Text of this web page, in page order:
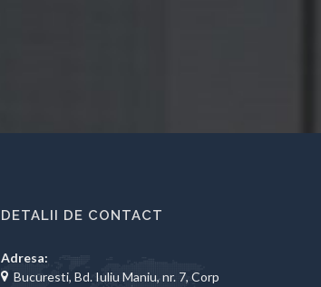
DETALII DE CONTACT
Adresa:
Bucuresti, Bd. Iuliu Maniu, nr. 7, Corp